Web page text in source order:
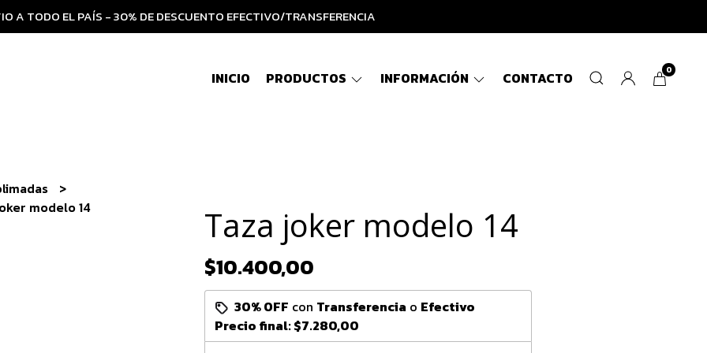
A TODO EL PAÍS - 30% DE DESCUENTO EFECTIVO/TRANSFERENCIA
INICIO PRODUCTOS INFORMACIÓN CONTACTO 0
modelo 14
Taza joker modelo 14
$10.400,00
30% OFF con Transferencia o Efectivo
Precio final:$7.280,00